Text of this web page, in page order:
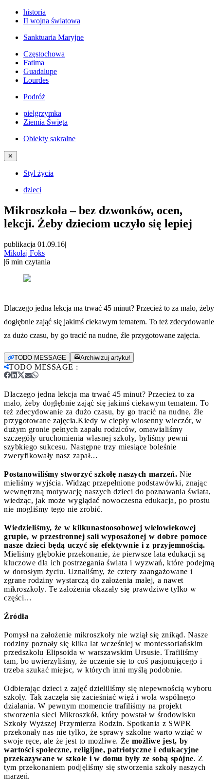
historia
II wojna światowa
Sanktuaria Maryjne
Częstochowa
Fatima
Guadalupe
Lourdes
Podróż
pielgrzymka
Ziemia Święta
Obiekty sakralne
✕
Styl życia
dzieci
Mikroszkoła – bez dzwonków, ocen,
lekcji. Żeby dzieciom uczyło się lepiej
publikacja 01.09.16|
Mikołaj Foks
|6 min czytania
Dlaczego jedna lekcja ma trwać 45 minut? Przecież to za mało, żeby
dogłębnie zająć się jakimś ciekawym tematem. To też zdecydowanie
za dużo czasu, by go tracić na nudne, źle przygotowane zajęcia.
TODO MESSAGE Archiwizuj artykuł
TODO MESSAGE :
Dlaczego jedna lekcja ma trwać 45 minut? Przecież to za
mało, żeby dogłębnie zająć się jakimś ciekawym tematem. To
też zdecydowanie za dużo czasu, by go tracić na nudne, źle
przygotowane zajęcia.Kiedy w ciepły wiosenny wieczór, w
dużym gronie pełnych zapału rodziców, omawialiśmy
szczegóły uruchomienia własnej szkoły, byliśmy pewni
szybkiego sukcesu. Następne trzy miesiące boleśnie
zweryfikowały nasz zapał…
Postanowiliśmy stworzyć szkołę naszych marzeń. Nie
mieliśmy wyjścia. Widząc przepełnione podstawówki, znając
wewnętrzną motywację naszych dzieci do poznawania świata,
wiedząc, jak może wyglądać nowoczesna edukacja, po prostu
nie mogliśmy tego nie zrobić.
Wiedzieliśmy, że w kilkunastoosobowej wielowiekowej
grupie, w przestronnej sali wyposażonej w dobre pomoce
nasze dzieci będą uczyć się efektywnie i z przyjemnością.
Mieliśmy głębokie przekonanie, że pierwsze lata edukacji są
kluczowe dla ich postrzegania świata i wyzwań, które podejmą
w dorosłym życiu. Uznaliśmy, że cztery zaangażowane i
zgrane rodziny wystarczą do założenia małej, a nawet
mikroszkoły. Te założenia okazały się prawdziwe tylko w
części…
Źródła
Pomysł na założenie mikroszkoły nie wziął się znikąd. Nasze
rodziny poznały się klika lat wcześniej w montessoriańskim
przedszkolu Elipsoida w warszawskim Ursusie. Trafiliśmy
tam, bo uwierzyliśmy, że uczenie się to coś pasjonującego i
trzeba szukać miejsc, w których inni myślą podobnie.
Odbierając dzieci z zajęć dzieliliśmy się niepewnością wyboru
szkoły. Tak zaczęła się zacieśniać więź i wola wspólnego
działania. W pewnym momencie trafiliśmy na projekt
stworzenia sieci Mikroszkół, który powstał w środowisku
Szkoły Wyższej Przymierza Rodzin. Spotkania z SWPR
przekonały nas nie tylko, że sprawy szkolne warto wziąć w
swoje ręce, ale że jest to możliwe. Że możliwe jest, by
wartości społeczne, religijne, patriotyczne i edukacyjne
przekazywane w szkole i w domu były ze sobą spójne. Z
tym przekonaniem podjęliśmy się stworzenia szkoły naszych
marzeń.